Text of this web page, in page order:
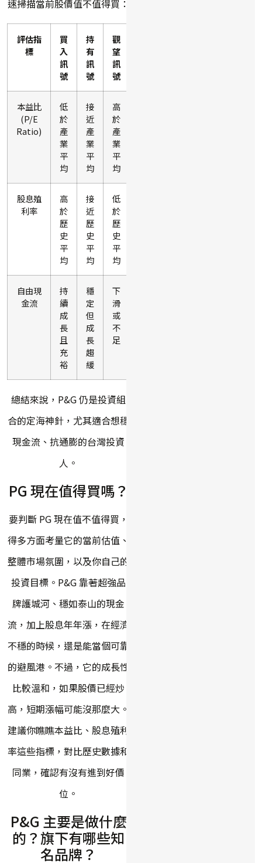
速掃描當前股價值不值得買：
評估指
標
買
入
訊
號
持
有
訊
號
觀
望
訊
號
本益比
(P/E
Ratio)
低
於
產
業
平
均
接
近
產
業
平
均
高
於
產
業
平
均
股息殖
利率
高
於
歷
史
平
均
接
近
歷
史
平
均
低
於
歷
史
平
均
自由現
金流
持
續
成
長
且
充
裕
穩
定
但
成
長
趨
緩
下
滑
或
不
足
總結來說，P&G 仍是投資組
合的定海神針，尤其適合想穩
現金流、抗通膨的台灣投資
人。
PG 現在值得買嗎？
要判斷 PG 現在值不值得買，
得多方面考量它的當前估值、
整體市場氛圍，以及你自己的
投資目標。P&G 靠著超強品
牌護城河、穩如泰山的現金
流，加上股息年年漲，在經濟
不穩的時候，還是能當個可靠
的避風港。不過，它的成長性
比較溫和，如果股價已經炒
高，短期漲幅可能沒那麼大。
建議你瞧瞧本益比、股息殖利
率這些指標，對比歷史數據和
同業，確認有沒有進到好價
位。
P&G 主要是做什麼
的？旗下有哪些知
名品牌？